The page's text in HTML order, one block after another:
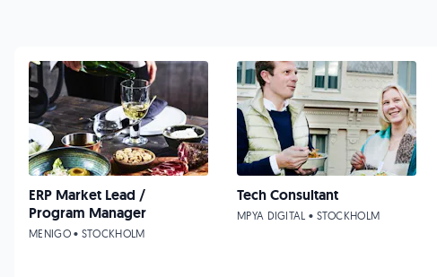
ERP Market Lead /
Program Manager
MENIGO • STOCKHOLM
Tech Consultant
MPYA DIGITAL • STOCKHOLM